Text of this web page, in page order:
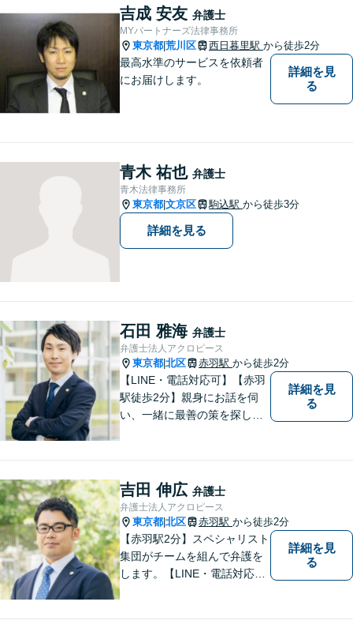
が丁寧に対応します。弁護士
は敷居が高いと感じておられ
る方はぜひご相談ください。
吉成 安友 弁護士
MYパートナーズ法律事務所
東京都 荒川区 西日暮里駅 から徒歩2分
最高水準のサービスを依頼者
にお届けします。
詳細を見
る
青木 祐也 弁護士
青木法律事務所
東京都 文京区 駒込駅 から徒歩3分
詳細を見る
石田 雅海 弁護士
弁護士法人アクロピース
東京都 北区 赤羽駅 から徒歩2分
【LINE・電話対応可】【赤羽
駅徒歩2分】親身にお話を伺
い、一緒に最善の策を探しま
護をします。他士業との連携
あり【初回面談無料】
詳細を見
る
吉田 伸広 弁護士
弁護士法人アクロピース
東京都 北区 赤羽駅 から徒歩2分
【赤羽駅2分】スペシャリスト
集団がチームを組んで弁護を
します。【LINE・電話対応
詳細を見
る